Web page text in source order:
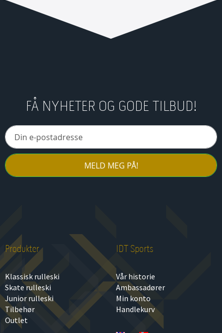
FÅ NYHETER OG GODE TILBUD!
MELD MEG PÅ!
Produkter
Klassisk rulleski
Skate rulleski
Junior rulleski
Tilbehør
Outlet
IDT Sports
Vår historie
Ambassadører
Min konto
Handlekurv